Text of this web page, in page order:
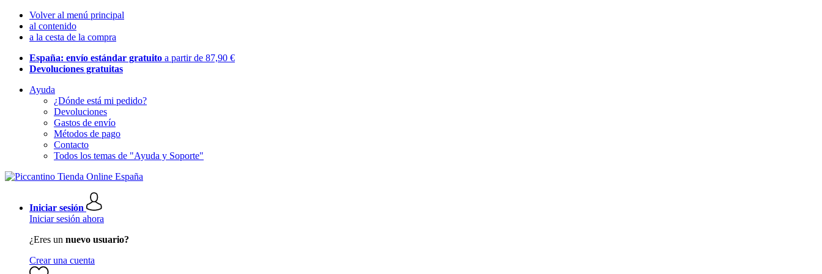
Volver al menú principal
al contenido
a la cesta de la compra
España: envío estándar gratuito a partir de 87,90 €
Devoluciones gratuitas
Ayuda
¿Dónde está mi pedido?
Devoluciones
Gastos de envío
Métodos de pago
Contacto
Todos los temas de "Ayuda y Soporte"
Iniciar sesión
Iniciar sesión ahora
¿Eres un nuevo usuario?
Crear una cuenta